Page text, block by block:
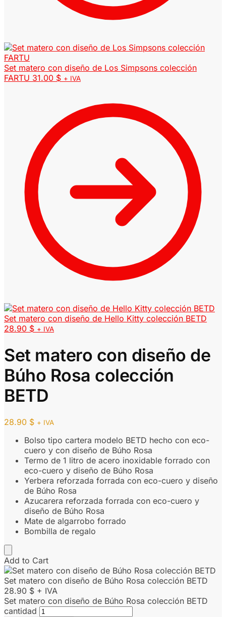
Set matero con diseño de Los Simpsons colección
FARTU 31.00 $ + IVA
Set matero con diseño de Hello Kitty colección BETD
28.90 $ + IVA
Set matero con diseño de
Búho Rosa colección
BETD
28.90 $ + IVA
Bolso tipo cartera modelo BETD hecho con eco-
cuero y con diseño de Búho Rosa
Termo de 1 litro de acero inoxidable forrado con
eco-cuero y diseño de Búho Rosa
Yerbera reforzada forrada con eco-cuero y diseño
de Búho Rosa
Azucarera reforzada forrada con eco-cuero y
diseño de Búho Rosa
Mate de algarrobo forrado
Bombilla de regalo
Add to Cart
Set matero con diseño de Búho Rosa colección BETD
28.90 $ + IVA
Set matero con diseño de Búho Rosa colección BETD
cantidad